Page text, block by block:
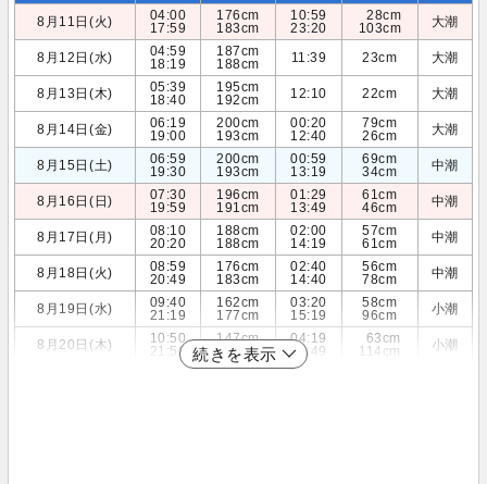
8月11日(火)
04:00
17:59
176cm
183cm
10:59
23:20
28cm
103cm
大潮
8月12日(水)
04:59
18:19
187cm
188cm
11:39 23cm 大潮
8月13日(木)
05:39
18:40
195cm
192cm
12:10 22cm 大潮
8月14日(金)
06:19
19:00
200cm
193cm
00:20
12:40
79cm
26cm
大潮
8月15日(土)
06:59
19:30
200cm
193cm
00:59
13:19
69cm
34cm
中潮
8月16日(日)
07:30
19:59
196cm
191cm
01:29
13:49
61cm
46cm
中潮
8月17日(月)
08:10
20:20
188cm
188cm
02:00
14:19
57cm
61cm
中潮
8月18日(火)
08:59
20:49
176cm
183cm
02:40
14:40
56cm
78cm
中潮
8月19日(水)
09:40
21:19
162cm
177cm
03:20
15:19
58cm
96cm
小潮
8月20日(木)
10:50
21:59
147cm
169cm
04:19
15:49
63cm
114cm
小潮
続きを表示